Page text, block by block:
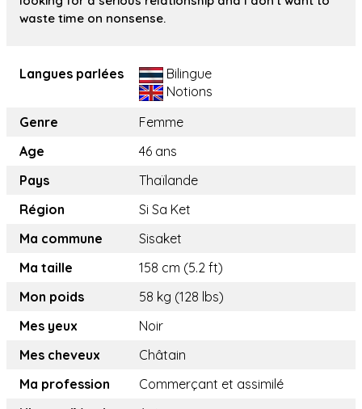
waste time on nonsense.
Langues parlées
Bilingue
Notions
Genre
Femme
Age
46 ans
Pays
Thaïlande
Région
Si Sa Ket
Ma commune
Sisaket
Ma taille
158 cm (5.2 ft)
Mon poids
58 kg (128 lbs)
Mes yeux
Noir
Mes cheveux
Châtain
Ma profession
Commerçant et assimilé